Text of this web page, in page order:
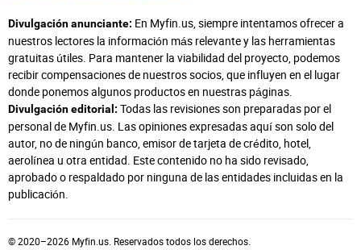
Divulgación anunciante: En Myfin.us, siempre intentamos ofrecer a
nuestros lectores la información más relevante y las herramientas
gratuitas útiles. Para mantener la viabilidad del proyecto, podemos
recibir compensaciones de nuestros socios, que influyen en el lugar
donde ponemos algunos productos en nuestras páginas.
Divulgación editorial: Todas las revisiones son preparadas por el
personal de Myfin.us. Las opiniones expresadas aquí son solo del
autor, no de ningún banco, emisor de tarjeta de crédito, hotel,
aerolínea u otra entidad. Este contenido no ha sido revisado,
aprobado o respaldado por ninguna de las entidades incluidas en la
publicación.
© 2020–2026 Myfin.us. Reservados todos los derechos.